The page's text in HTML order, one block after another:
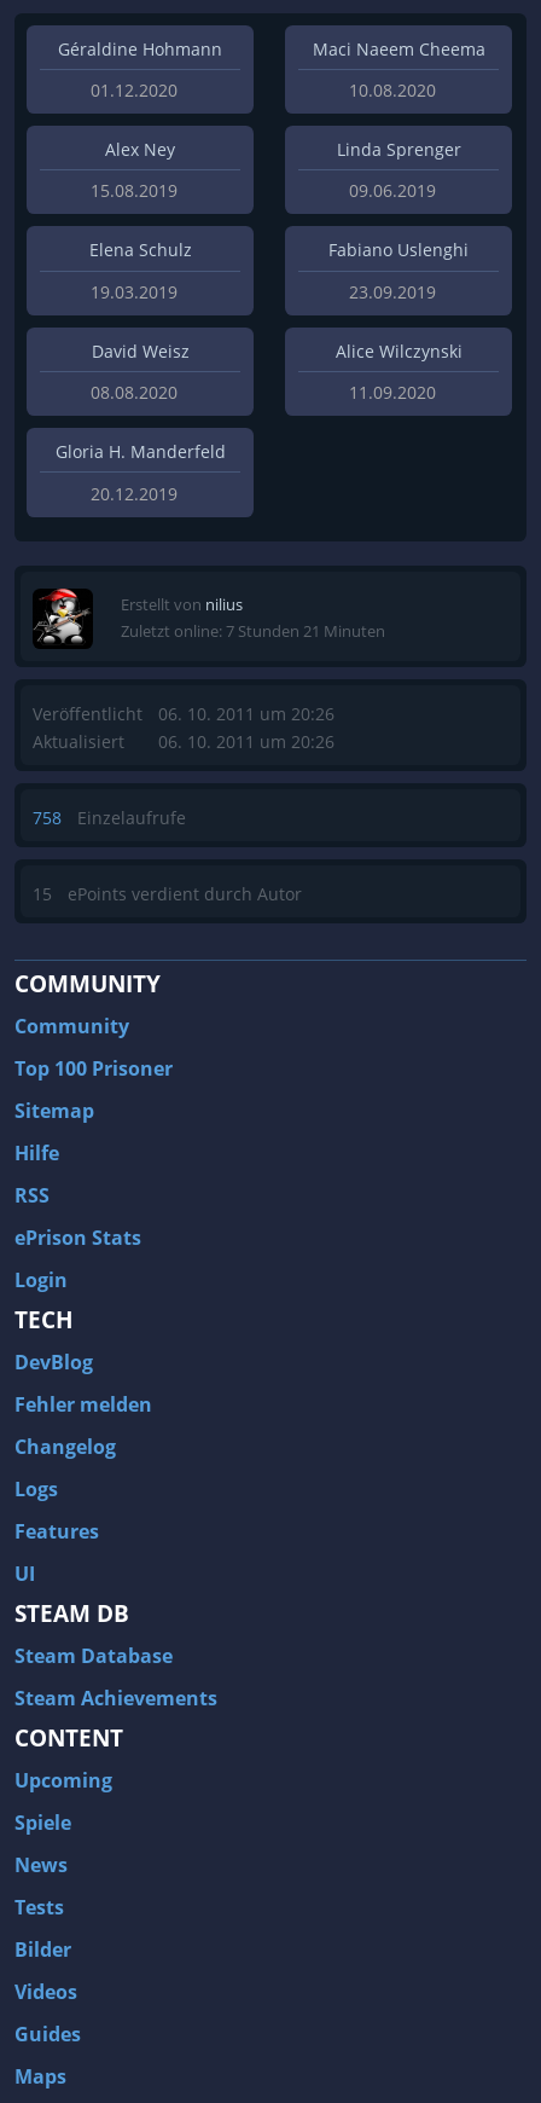
Géraldine Hohmann
01.12.2020
Maci Naeem Cheema
10.08.2020
Alex Ney
15.08.2019
Linda Sprenger
09.06.2019
Elena Schulz
19.03.2019
Fabiano Uslenghi
23.09.2019
David Weisz
08.08.2020
Alice Wilczynski
11.09.2020
Gloria H. Manderfeld
20.12.2019
Erstellt von nilius
Zuletzt online: 7 Stunden 21 Minuten
Veröffentlicht
Aktualisiert
06. 10. 2011 um 20:26
06. 10. 2011 um 20:26
758 Einzelaufrufe
15 ePoints verdient durch Autor
COMMUNITY
Community
Top 100 Prisoner
Sitemap
Hilfe
RSS
ePrison Stats
Login
TECH
DevBlog
Fehler melden
Changelog
Logs
Features
UI
STEAM DB
Steam Database
Steam Achievements
CONTENT
Upcoming
Spiele
News
Tests
Bilder
Videos
Guides
Maps